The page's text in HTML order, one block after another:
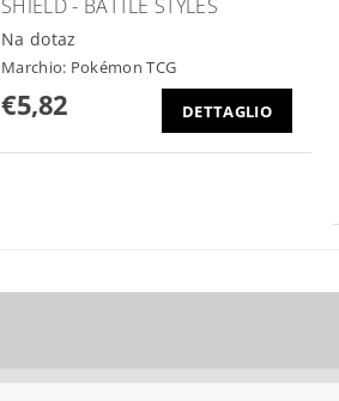
SHIELD - BATTLE STYLES
Na dotaz
Marchio: Pokémon TCG
€5,82 DETTAGLIO